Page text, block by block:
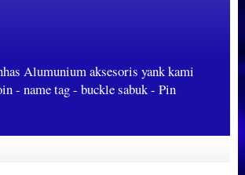
Alumunium aksesoris yank kami
- name tag - buckle sabuk - Pin